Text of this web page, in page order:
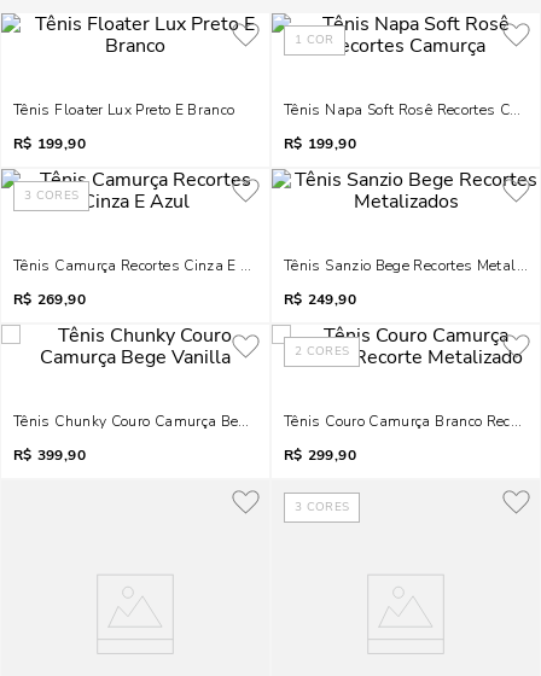
Tênis Floater Lux Preto E Branco
R$ 199,90
1 COR
Tênis Napa Soft Rosê Recortes
R$ 199,90
3 CORES
Tênis Camurça Recortes Cinza E Azul
R$ 269,90
Tênis Sanzio Bege Recortes
R$ 249,90
Tênis Chunky Couro Camurça Bege Vanilla
R$ 399,90
2 CORES
Tênis Couro Camurça Branco
R$ 299,90
3 CORES